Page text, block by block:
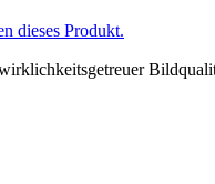
dieses Produkt.